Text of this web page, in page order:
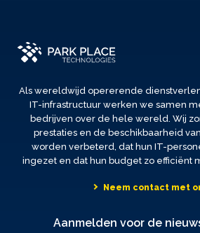
Als wereldwijd opererende
IT-infrastructuur werken we samen
bedrijven over de hele wereld. Wij
prestaties en de beschikbaarheid
worden verbeterd, dat hun IT-
ingezet en dat hun budget zo efficiënt
Neem contact met
Aanmelden voor de